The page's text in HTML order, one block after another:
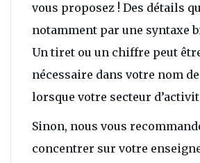
vous proposez ! Des détails
notamment par une syntaxe
Un tiret ou un chiffre peut
nécessaire dans votre nom
lorsque votre secteur
Sinon, nous vous
concentrer sur votre